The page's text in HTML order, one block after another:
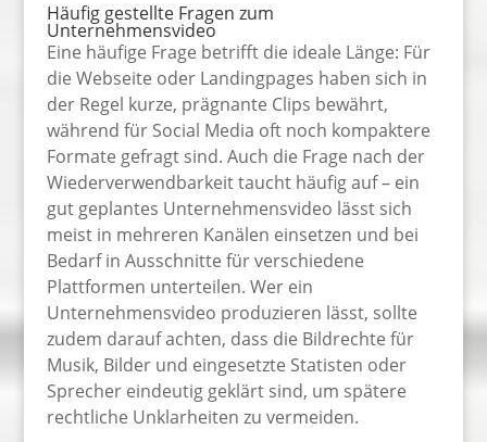
Häufig gestellte Fragen zum
Unternehmensvideo
Eine häufige Frage betrifft die ideale Länge: Für
die Webseite oder Landingpages haben sich in
der Regel kurze, prägnante Clips bewährt,
während für Social Media oft noch kompaktere
Formate gefragt sind. Auch die Frage nach der
Wiederverwendbarkeit taucht häufig auf – ein
gut geplantes Unternehmensvideo lässt sich
meist in mehreren Kanälen einsetzen und bei
Bedarf in Ausschnitte für verschiedene
Plattformen unterteilen. Wer ein
Unternehmensvideo produzieren lässt, sollte
zudem darauf achten, dass die Bildrechte für
Musik, Bilder und eingesetzte Statisten oder
Sprecher eindeutig geklärt sind, um spätere
rechtliche Unklarheiten zu vermeiden.